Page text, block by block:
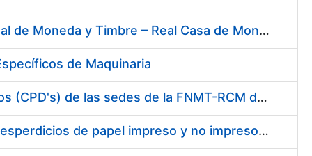
Contratación del Suministro de Gas Natural para la Fábrica Nacional de Moneda y Timbre – Real Casa de Moneda, en sus centros de trabajo de Madrid y Burgos
de Maquinaria
Conexión mediante fibra óptica de los centros de proceso de datos (CPD's) de las sedes de la FNMT-RCM de Burgos y Madrid
Contratación de enajenación y retirada de recortes sobrantes y desperdicios de papel impreso y no impreso durante el año 2022